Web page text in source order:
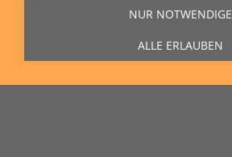
NUR NOTWENDIGE
ALLE ERLAUBEN